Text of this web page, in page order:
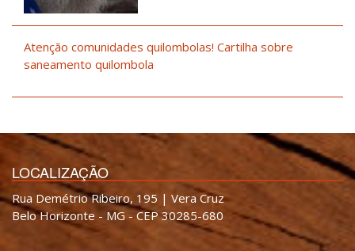
Atenção comunidades quilombolas! Cartilha sobre
saneamento quilombola
LOCALIZAÇÃO
Rua Demétrio Ribeiro, 195 | Vera Cruz
Belo Horizonte - MG - CEP 30285-680